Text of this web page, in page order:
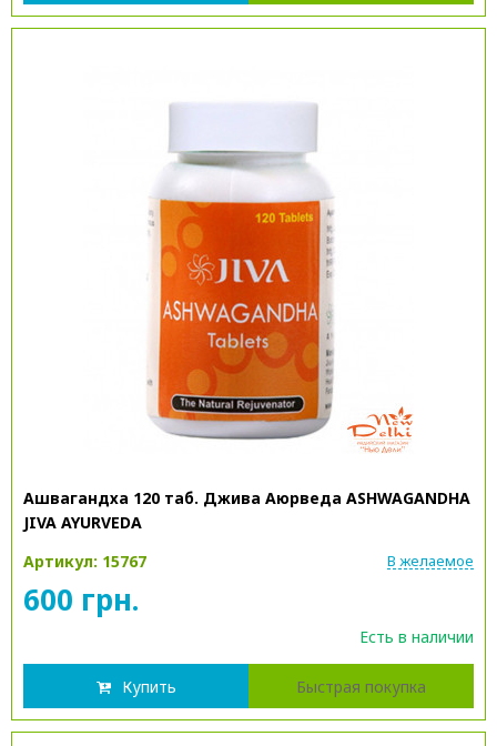
Ашвагандха 120 таб. Джива Аюрведа ASHWAGANDHA
JIVA AYURVEDA
Артикул: 15767
В желаемое
600 грн.
Есть в наличии
Купить Быстрая покупка